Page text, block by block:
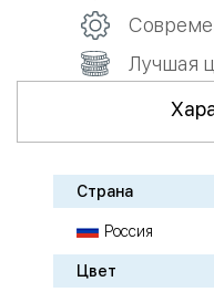
Лучшая
Страна
Россия
Цвет